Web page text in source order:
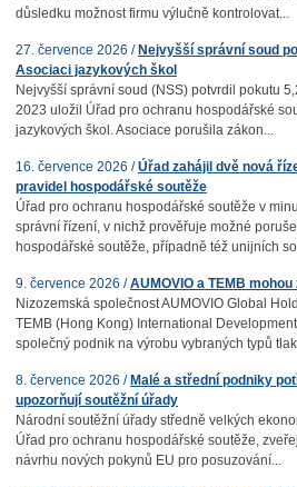
důsledku možnost firmu výlučně kontrolovat...
27. července 2026 / Nejvyšší správní soud
Asociaci jazykových škol
Nejvyšší správní soud (NSS) potvrdil pokutu
2023 uložil Úřad pro ochranu hospodářské
jazykových škol. Asociace porušila zákon...
16. července 2026 /Úřad zahájil dvě nová
pravidel hospodářské soutěže
Úřad pro ochranu hospodářské soutěže v
správní řízení, v nichž prověřuje možné
hospodářské soutěže, případně též unijních
9. července 2026 /AUMOVIO a TEMB
Nizozemská společnost AUMOVIO Global
TEMB (Hong Kong) International
společný podnik na výrobu vybraných typů
8. července 2026 / Malé a střední podniky
upozorňují soutěžní úřady
Národní soutěžní úřady středně velkých
Úřad pro ochranu hospodářské soutěže,
návrhu nových pokynů EU pro posuzování...